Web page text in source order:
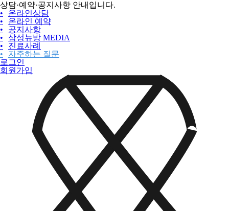
상담·예약·공지사항 안내입니다.
•
온라인상담
•
온라인 예약
•
공지사항
•
삼성뉴방 MEDIA
•
진료사례
•
자주하는 질문
로그인
회원가입